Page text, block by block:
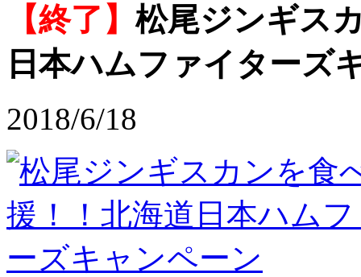
【終了】松尾ジンギス
日本ハムファイターズ
2018/6/18